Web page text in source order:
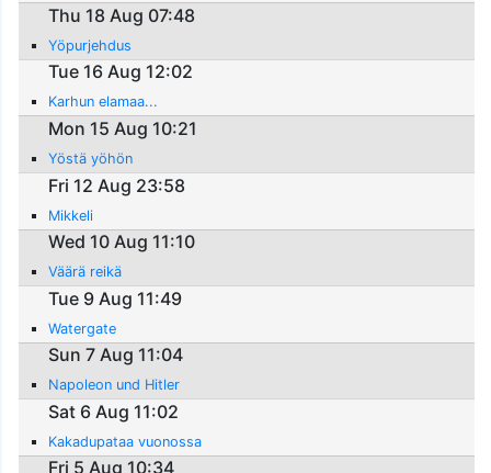
Thu 18 Aug 07:48
Yöpurjehdus
Tue 16 Aug 12:02
Karhun elamaa...
Mon 15 Aug 10:21
Yöstä yöhön
Fri 12 Aug 23:58
Mikkeli
Wed 10 Aug 11:10
Väärä reikä
Tue 9 Aug 11:49
Watergate
Sun 7 Aug 11:04
Napoleon und Hitler
Sat 6 Aug 11:02
Kakadupataa vuonossa
Fri 5 Aug 10:34